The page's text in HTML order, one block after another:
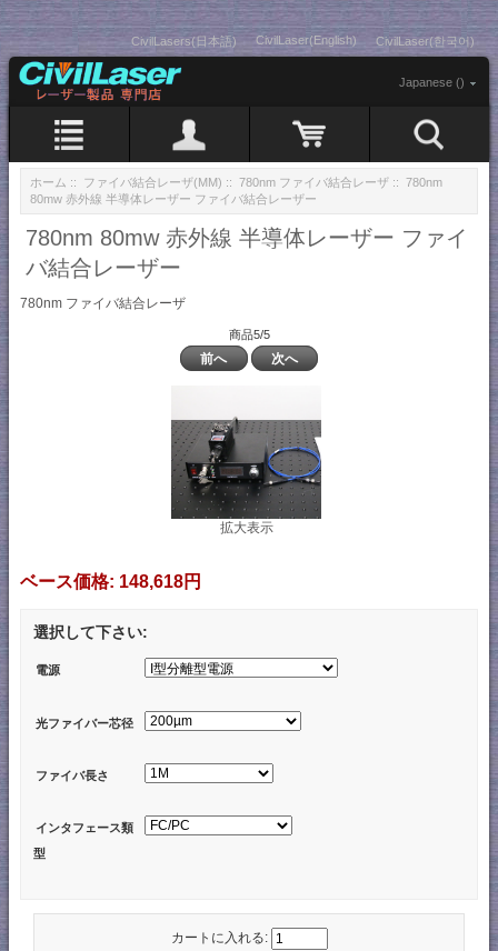
CivilLasers(日本語) CivilLaser(English) CivilLaser(한국어)
Japanese ()
ホーム :: ファイバ結合レーザ(MM) :: 780nm ファイバ結合レーザ :: 780nm
80mw 赤外線 半導体レーザー ファイバ結合レーザー
780nm 80mw 赤外線 半導体レーザー ファイ
バ結合レーザー
780nm ファイバ結合レーザ
商品5/5
前へ 次へ
拡大表示
ベース価格: 148,618円
選択して下さい:
電源
光ファイバー芯径
ファイバ長さ
インタフェース類
型
カートに入れる: